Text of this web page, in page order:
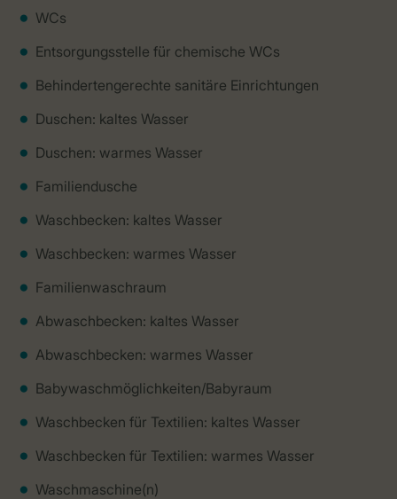
WCs
Entsorgungsstelle für chemische WCs
Behindertengerechte sanitäre Einrichtungen
Duschen: kaltes Wasser
Duschen: warmes Wasser
Familiendusche
Waschbecken: kaltes Wasser
Waschbecken: warmes Wasser
Familienwaschraum
Abwaschbecken: kaltes Wasser
Abwaschbecken: warmes Wasser
Babywaschmöglichkeiten/Babyraum
Waschbecken für Textilien: kaltes Wasser
Waschbecken für Textilien: warmes Wasser
Waschmaschine(n)